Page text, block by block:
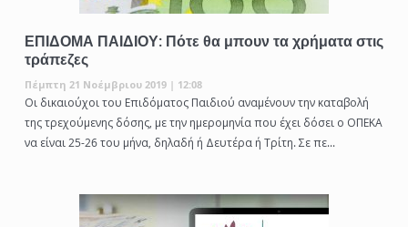
ΕΠΙΔΟΜΑ ΠΑΙΔΙΟΥ: Πότε θα μπουν τα χρήματα στις
τράπεζες
Πέμπτη 21 Νοέμβριου 2019 | 12:08
Οι δικαιούχοι του Επιδόματος Παιδιού αναμένουν την καταβολή
της τρεχούμενης δόσης, με την ημερομηνία που έχει δόσει ο ΟΠΕΚΑ
να είναι 25-26 του μήνα, δηλαδή ή Δευτέρα ή Τρίτη. Σε πε...